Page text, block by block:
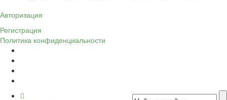
Авторизация
Регистрация
Политика конфиденциальности